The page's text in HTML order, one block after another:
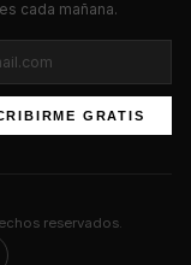
cada mañana.
GRATIS
reservados.